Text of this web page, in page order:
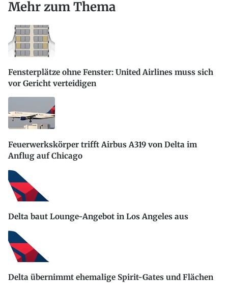
Mehr zum Thema
Fensterplätze ohne Fenster: United Airlines muss sich
vor Gericht verteidigen
Feuerwerkskörper trifft Airbus A319 von Delta im
Anflug auf Chicago
Delta baut Lounge-Angebot in Los Angeles aus
Delta übernimmt ehemalige Spirit-Gates und Flächen